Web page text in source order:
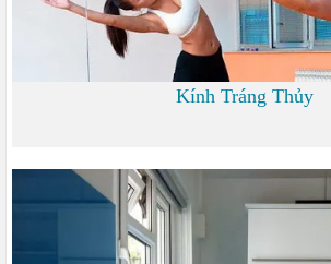
Kính Tráng Thủy
0 đ